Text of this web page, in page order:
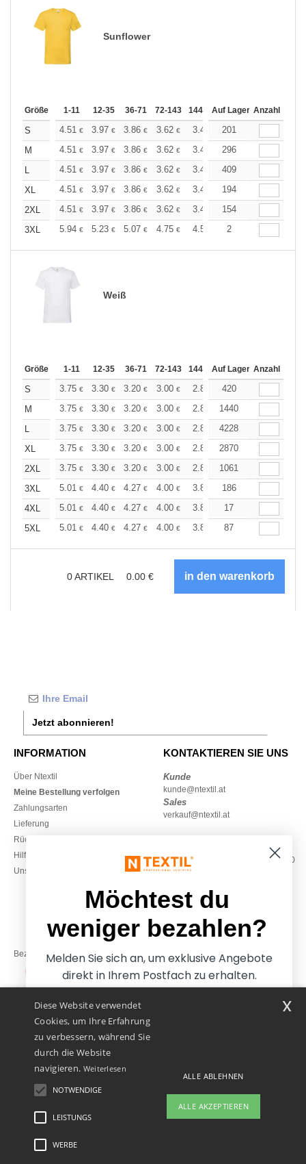
Sunflower
Größe 1-11 12-35 36-71 72-143 144-287 288 + Mehr
Auf Lager Anzahl
S 4.51 € 3.97 € 3.86 € 3.62 € 3.44 3.37
201
M
4.51 € 3.97 € 3.86 € 3.62 € 3.44 3.37
296
L
4.51 € 3.97 € 3.86 € 3.62 € 3.44 3.37
409
XL
4.51 € 3.97 € 3.86 € 3.62 € 3.44 3.37
194
2XL
4.51 € 3.97 € 3.86 € 3.62 € 3.44 3.37
154
3XL
5.94 € 5.23 € 5.07 € 4.75 € 4.51 4.43
2
Weiß
Größe 1-11 12-35 36-71 72-143 144-287 288 + Mehr
Auf Lager Anzahl
S 3.75 € 3.30 € 3.20 € 3.00 € 2.84 2.80
420
M
3.75 € 3.30 € 3.20 € 3.00 € 2.84 2.80
1440
L
3.75 € 3.30 € 3.20 € 3.00 € 2.84 2.80
4228
XL
3.75 € 3.30 € 3.20 € 3.00 € 2.84 2.80
2870
2XL
3.75 € 3.30 € 3.20 € 3.00 € 2.84 2.80
1061
3XL
5.01 € 4.40 € 4.27 € 4.00 € 3.80 3.74
186
4XL
5.01 € 4.40 € 4.27 € 4.00 € 3.80 3.74
17
5XL
5.01 € 4.40 € 4.27 € 4.00 € 3.80 3.74
87
0ARTIKEL 0.00 €
Jetzt abonnieren!
INFORMATION
Über Ntextil
Meine Bestellung verfolgen
Zahlungsarten
Lieferung
Rückerstattungen / Rückgaben
Hilfe & FAQs
Unsere Engagements
KONTAKTIEREN SIE UNS
Kunde
kunde@ntextil.at
Sales
verkauf@ntextil.at
Montag – Donnerstag: 10:00–13:00
& 14:00–17:30
Freitag: 10:00–14:00
Bezahlung mit
Unsere Paketzusteller
Rechtliche Hinweise
Diese Website verwendet
Cookies, um Ihre Erfahrung
zu verbessern, während Sie
durch die Website
navigieren. Weiterlesen
NOTWENDIGE
LEISTUNGS
WERBE
ALLE ABLEHNEN
ALLE AKZEPTIEREN
x
Möchtest du
weniger bezahlen?
Melden Sie sich an, um exklusive Angebote
direkt in Ihrem Postfach zu erhalten.
Ja, ich möchte weniger
bezahlen
Nein danke, ich möchte mehr bezahlen.